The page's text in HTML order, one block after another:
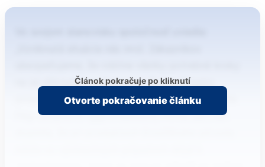
na jej dôkladné prešetrenie.“ Zobraziť tento
príspevok na Instagrame Príspevok, ktorý zdieľa
Filip Jovanovič (@jovineckooo) Firma zároveň
Článok pokračuje po kliknutí
Otvorte pokračovanie článku